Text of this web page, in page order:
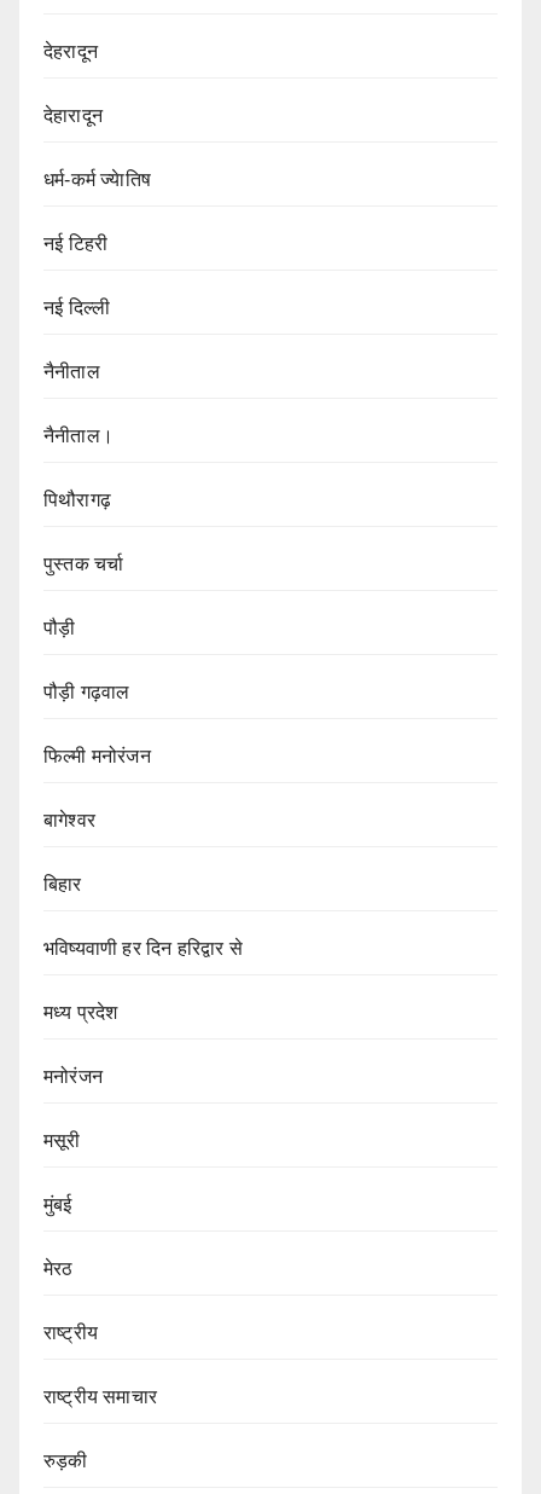
देहरादून
देहारादून
धर्म-कर्म ज्येातिष
नई टिहरी
नई दिल्ली
नैनीताल
नैनीताल।
पिथौरागढ़
पुस्तक चर्चा
पौड़ी
पौड़ी गढ़वाल
फिल्मी मनोरंजन
बागेश्वर
बिहार
भविष्यवाणी हर दिन हरिद्वार से
मध्य प्रदेश
मनोरंजन
मसूरी
मुंबई
मेरठ
राष्ट्रीय
राष्ट्रीय समाचार
रुड़की